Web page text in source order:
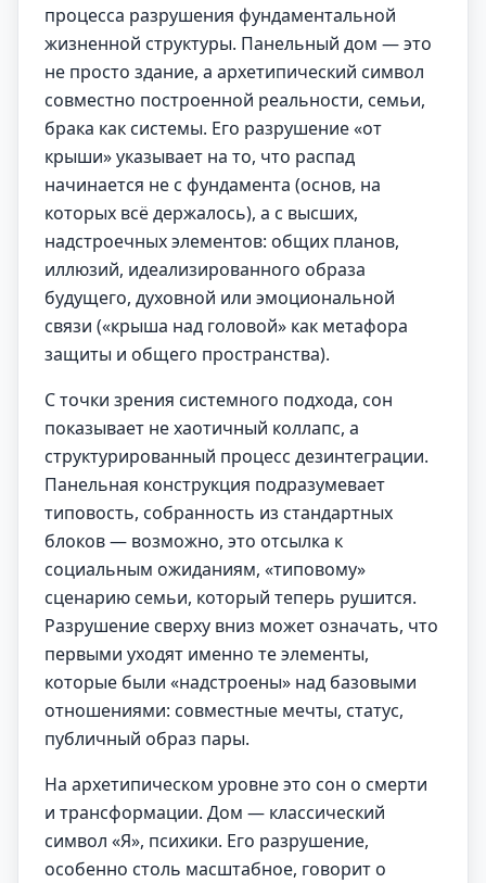
процесса разрушения фундаментальной
жизненной структуры. Панельный дом — это
не просто здание, а архетипический символ
совместно построенной реальности, семьи,
брака как системы. Его разрушение «от
крыши» указывает на то, что распад
начинается не с фундамента (основ, на
которых всё держалось), а с высших,
надстроечных элементов: общих планов,
иллюзий, идеализированного образа
будущего, духовной или эмоциональной
связи («крыша над головой» как метафора
защиты и общего пространства).
С точки зрения системного подхода, сон
показывает не хаотичный коллапс, а
структурированный процесс дезинтеграции.
Панельная конструкция подразумевает
типовость, собранность из стандартных
блоков — возможно, это отсылка к
социальным ожиданиям, «типовому»
сценарию семьи, который теперь рушится.
Разрушение сверху вниз может означать, что
первыми уходят именно те элементы,
которые были «надстроены» над базовыми
отношениями: совместные мечты, статус,
публичный образ пары.
На архетипическом уровне это сон о смерти
и трансформации. Дом — классический
символ «Я», психики. Его разрушение,
особенно столь масштабное, говорит о